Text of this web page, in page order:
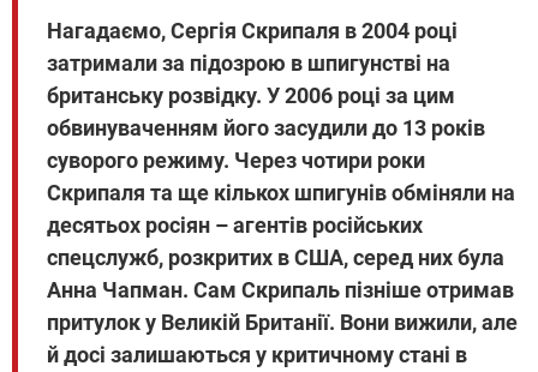
Нагадаємо, Сергія Скрипаля в 2004 році
затримали за підозрою в шпигунстві на
британську розвідку. У 2006 році за цим
обвинуваченням його засудили до 13 років
суворого режиму. Через чотири роки
Скрипаля та ще кількох шпигунів обміняли на
десятьох росіян – агентів російських
спецслужб, розкритих в США, серед них була
Анна Чапман. Сам Скрипаль пізніше отримав
притулок у Великій Британії. Вони вижили, але
й досі залишаються у критичному стані в